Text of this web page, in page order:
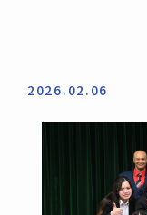
2026.02.06